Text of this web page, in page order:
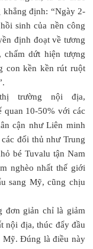
khẳng định: “Ngày 2-
sinh của nền công
định đoạt về tương
dứt hiện tượng
con kền kền rút ruột
trường nội địa,
quan 10-50% với các
cận như Liên minh
đối thủ như Trung
bé Tuvalu tận Nam
nghèo nhất thế giới
sang Mỹ, cũng chịu
đơn giản chỉ là giảm
nội địa, thúc đẩy đầu
Mỹ. Đúng là điều này